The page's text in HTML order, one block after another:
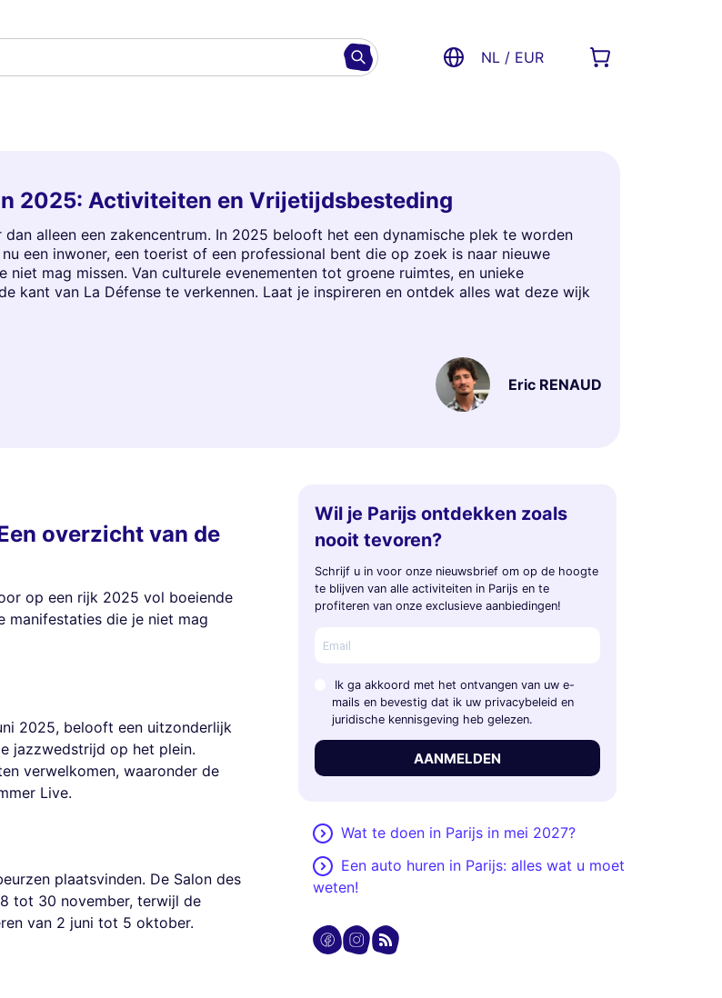
NL / EUR
2025: Activiteiten en Vrijetijdsbesteding
alleen een zakencentrum. In 2025 belooft het een dynamische plek te worden
een inwoner, een toerist of een professional bent die op zoek is naar nieuwe
mag missen. Van culturele evenementen tot groene ruimtes, en unieke
kant van La Défense te verkennen. Laat je inspireren en ontdek alles wat deze wijk
Eric RENAUD
overzicht van de
op een rijk 2025 vol boeiende
manifestaties die je niet mag
2025, belooft een uitzonderlijk
jazzwedstrijd op het plein.
verwelkomen, waaronder de
Live.
plaatsvinden. De Salon des
tot 30 november, terwijl de
van 2 juni tot 5 oktober.
Wil je Parijs ontdekken zoals
nooit tevoren?
Schrijf u in voor onze nieuwsbrief om op de hoogte
te blijven van alle activiteiten in Parijs en te
profiteren van onze exclusieve aanbiedingen!
Ik ga akkoord met het ontvangen van uw e-
mails en bevestig dat ik uw privacybeleid en
juridische kennisgeving heb gelezen.
AANMELDEN
Wat te doen in Parijs in mei 2027?
Een auto huren in Parijs: alles wat u moet
weten!